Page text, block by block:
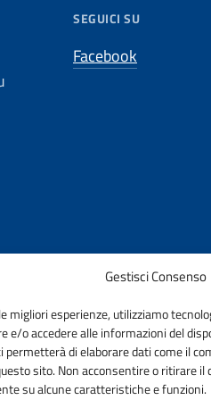
Gestisci Consenso
migliori esperienze, utilizziamo
e/o accedere alle informazioni del
permetterà di elaborare dati come il
sito. Non acconsentire o ritirare
su alcune caratteristiche e funzioni.
SEGUICI SU
Facebook